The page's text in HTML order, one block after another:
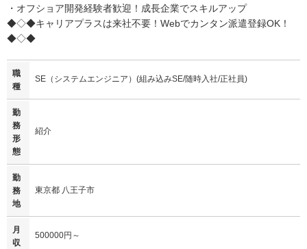
・オフショア開発経験者歓迎！成長企業でスキルアップ
◆◇◆キャリアプラスは来社不要！Webでカンタン派遣登録OK！
◆◇◆
職
種
SE（システムエンジニア）(組み込みSE/随時入社/正社員)
勤
務
形
態
紹介
勤
務
地
東京都 八王子市
月
収
500000円～